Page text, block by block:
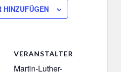
HINZUFÜGEN
VERANSTALTER
Martin-Luther-